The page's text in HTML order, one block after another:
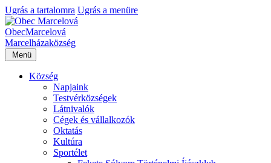
Ugrás a tartalomra Ugrás a menüre
ObecMarcelová
Marcelházaközség
Menü
Község
Napjaink
Testvérközségek
Látnivalók
Cégek és vállalkozók
Oktatás
Kultúra
Sportélet